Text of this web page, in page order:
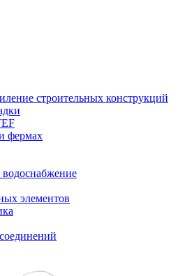
строительных конструкций
фермах
элементов